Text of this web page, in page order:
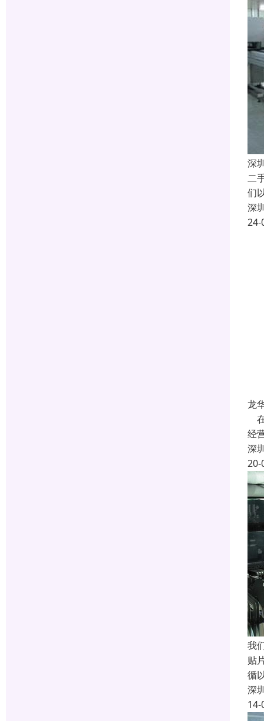
深
二
们
深
24-
龙
经
深
20-
我
贴
循
深
14-